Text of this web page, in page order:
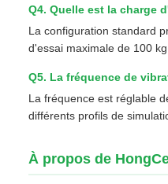
Q4. Quelle est la charge
La configuration standard
d'essai maximale de 100 kg.
Q5. La fréquence de
La fréquence est réglable
différents profils de
À propos de